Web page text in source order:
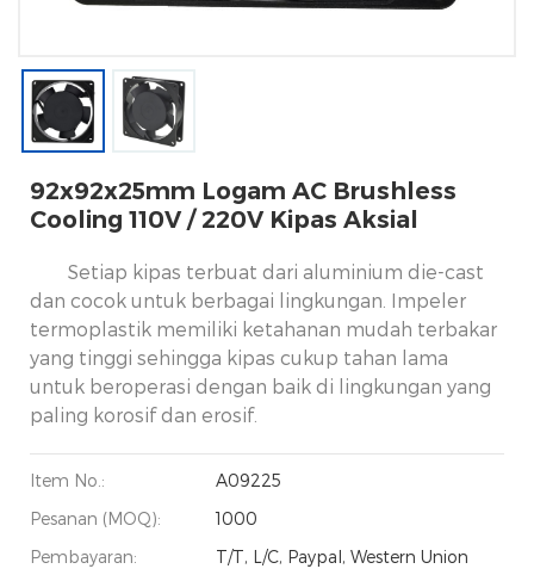
92x92x25mm Logam AC Brushless
Cooling 110V / 220V Kipas Aksial
Setiap kipas terbuat dari aluminium die-cast
dan cocok untuk berbagai lingkungan. Impeler
termoplastik memiliki ketahanan mudah terbakar
yang tinggi sehingga kipas cukup tahan lama
untuk beroperasi dengan baik di lingkungan yang
paling korosif dan erosif.
Item No.:
A09225
Pesanan (MOQ):
1000
Pembayaran:
T/T, L/C, Paypal, Western Union